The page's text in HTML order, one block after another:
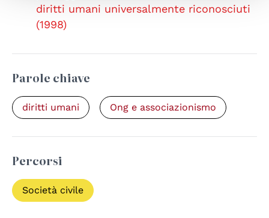
diritti umani universalmente riconosciuti
(1998)
Parole chiave
diritti umani Ong e associazionismo
Percorsi
Società civile